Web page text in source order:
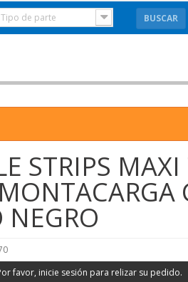
Tipo de parte BUSCAR
STRIPS
favor, inicie sesión para relizar su pedido.